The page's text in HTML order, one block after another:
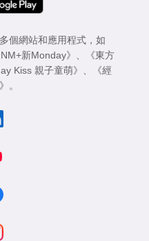
個網站和應用程式，如
NM+新Monday》
《東方
Kiss 親子童萌》
《經
。